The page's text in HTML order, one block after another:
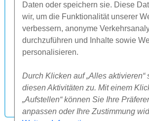
Daten oder speichern sie. Diese
wir, um die Funktionalität unserer
verbessern, anonyme
durchzuführen und Inhalte sowie
personalisieren.
Durch Klicken auf „Alles aktivieren“
diesen Aktivitäten zu. Mit einem
„Aufstellen“ können Sie Ihre
anpassen oder Ihre Zustimmung